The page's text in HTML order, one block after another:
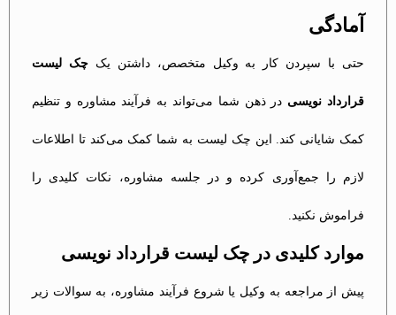
آمادگی
حتی با سپردن کار به وکیل متخصص، داشتن یکچک لیست
قرارداد نویسی در ذهن شما می‌تواند به فرآیند مشاوره و تنظیم
کمک شایانی کند. این چک لیست به شما کمک می‌کند تا اطلاعات
لازم را جمع‌آوری کرده و در جلسه مشاوره، نکات کلیدی را
فراموش نکنید.
موارد کلیدی در چک لیست قرارداد نویسی
پیش از مراجعه به وکیل یا شروع فرآیند مشاوره، به سوالات زیر